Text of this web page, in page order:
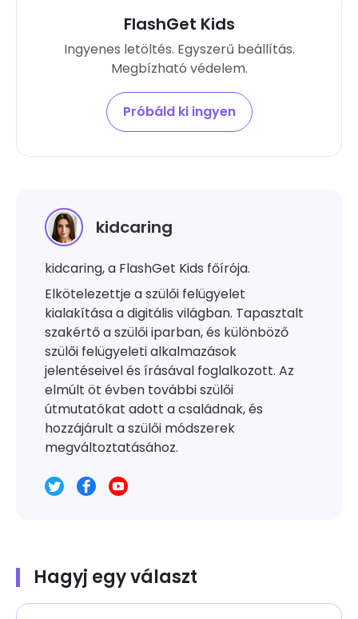
FlashGet Kids
Ingyenes letöltés. Egyszerű beállítás.
Megbízható védelem.
Próbáld ki ingyen
kidcaring
kidcaring, a FlashGet Kids főírója.
Elkötelezettje a szülői felügyelet
kialakítása a digitális világban. Tapasztalt
szakértő a szülői iparban, és különböző
szülői felügyeleti alkalmazások
jelentéseivel és írásával foglalkozott. Az
elmúlt öt évben további szülői
útmutatókat adott a családnak, és
hozzájárult a szülői módszerek
megváltoztatásához.
Hagyj egy választ